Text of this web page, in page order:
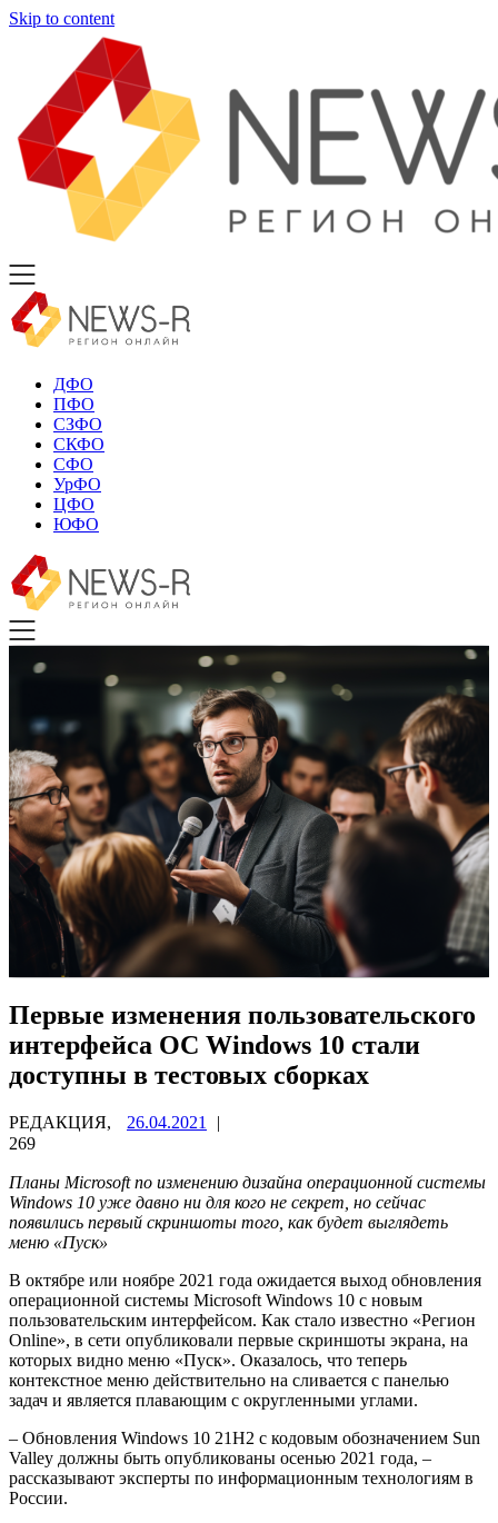
Skip to content
ДФО
ПФО
СЗФО
СКФО
СФО
УрФО
ЦФО
ЮФО
Первые изменения пользовательского
интерфейса ОС Windows 10 стали
доступны в тестовых сборках
РЕДАКЦИЯ, 26.04.2021
|
269
Планы Microsoft по изменению дизайна операционной системы
Windows 10 уже давно ни для кого не секрет, но сейчас
появились первый скриншоты того, как будет выглядеть
меню «Пуск»
В октябре или ноябре 2021 года ожидается выход обновления
операционной системы Microsoft Windows 10 с новым
пользовательским интерфейсом. Как стало известно «Регион
Online», в сети опубликовали первые скриншоты экрана, на
которых видно меню «Пуск». Оказалось, что теперь
контекстное меню действительно на сливается с панелью
задач и является плавающим с округленными углами.
– Обновления Windows 10 21H2 с кодовым обозначением Sun
Valley должны быть опубликованы осенью 2021 года, –
рассказывают эксперты по информационным технологиям в
России.